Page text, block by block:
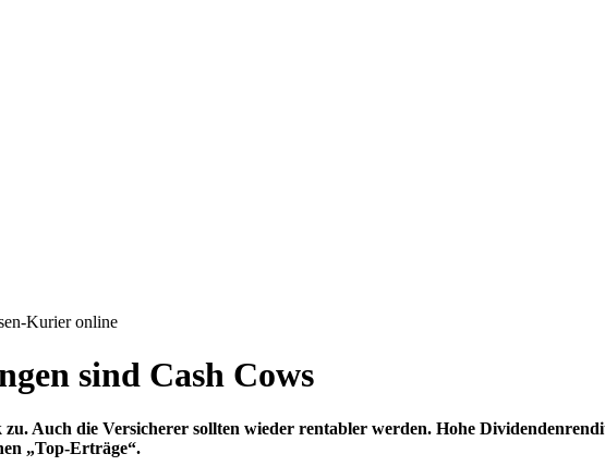
Kurier online
sind Cash Cows
Auch die Versicherer sollten wieder rentabler werden. Hohe
„Top-Erträge“.